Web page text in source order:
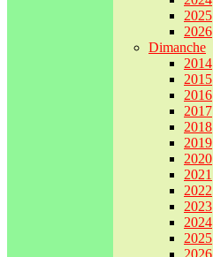
2025
2026
Dimanche
2014
2015
2016
2017
2018
2019
2020
2021
2022
2023
2024
2025
2026